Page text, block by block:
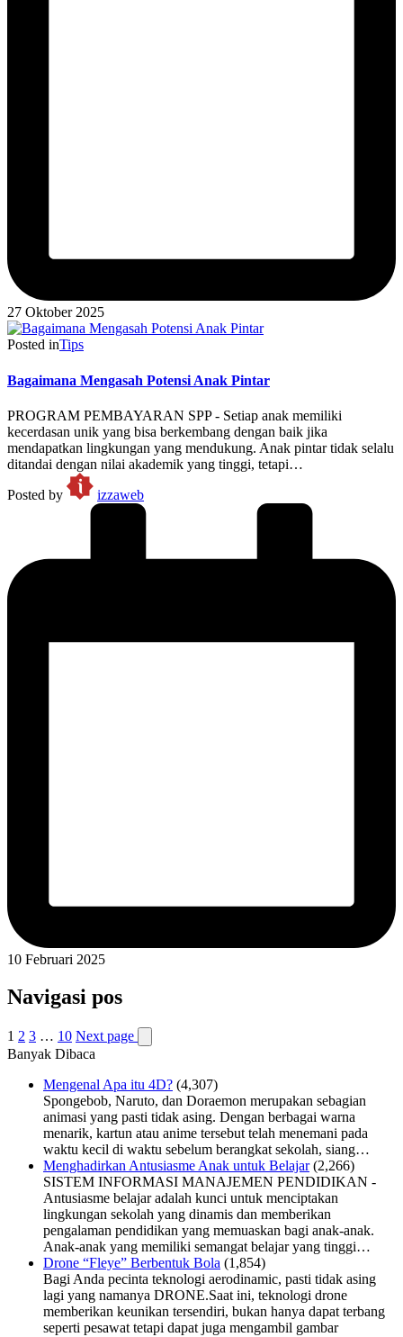
27 Oktober 2025
Posted inTips
Bagaimana Mengasah Potensi Anak Pintar
PROGRAM PEMBAYARAN SPP - Setiap anak memiliki
kecerdasan unik yang bisa berkembang dengan baik jika
mendapatkan lingkungan yang mendukung. Anak pintar tidak selalu
ditandai dengan nilai akademik yang tinggi, tetapi…
Posted by
izzaweb
10 Februari 2025
Navigasi pos
1 2 3 … 10 Next page
Banyak Dibaca
Mengenal Apa itu 4D? (4,307)
Spongebob, Naruto, dan Doraemon merupakan sebagian
animasi yang pasti tidak asing. Dengan berbagai warna
menarik, kartun atau anime tersebut telah menemani pada
waktu kecil di waktu sebelum berangkat sekolah, siang…
Menghadirkan Antusiasme Anak untuk Belajar (2,266)
SISTEM INFORMASI MANAJEMEN PENDIDIKAN -
Antusiasme belajar adalah kunci untuk menciptakan
lingkungan sekolah yang dinamis dan memberikan
pengalaman pendidikan yang memuaskan bagi anak-anak.
Anak-anak yang memiliki semangat belajar yang tinggi…
Drone “Fleye” Berbentuk Bola (1,854)
Bagi Anda pecinta teknologi aerodinamic, pasti tidak asing
lagi yang namanya DRONE.Saat ini, teknologi drone
memberikan keunikan tersendiri, bukan hanya dapat terbang
seperti pesawat tetapi dapat juga mengambil gambar